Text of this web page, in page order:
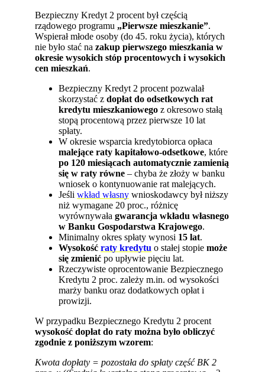
Bezpieczny Kredyt 2 procent był częścią
rządowego programu „Pierwsze mieszkanie”.
Wspierał młode osoby (do 45. roku życia), których
nie było stać nazakup pierwszego mieszkania w
okresie wysokich stóp procentowych i wysokich
cen mieszkań.
Bezpieczny Kredyt 2 procent pozwalał
skorzystać zdopłat do odsetkowych rat
kredytu mieszkaniowego z okresowo stałą
stopą procentową przez pierwsze 10 lat
spłaty.
W okresie wsparcia kredytobiorca opłaca
malejące raty kapitałowo-odsetkowe, które
po 120 miesiącach automatycznie zamienią
się w raty równe – chyba że złoży w banku
wniosek o kontynuowanie rat malejących.
Jeśliwkład własny wnioskodawcy był niższy
niż wymagane 20 proc., różnicę
wyrównywałagwarancja wkładu własnego
w Banku Gospodarstwa Krajowego.
Minimalny okres spłaty wynosi 15 lat.
Wysokośćraty kredytu o stałej stopiemoże
się zmienić po upływie pięciu lat.
Rzeczywiste oprocentowanie Bezpiecznego
Kredytu 2 proc. zależy m.in. od wysokości
marży banku oraz dodatkowych opłat i
prowizji.
W przypadku Bezpiecznego Kredytu 2 procent
wysokość dopłat do raty można było obliczyć
zgodnie z poniższym wzorem:
Kwota dopłaty = pozostała do spłaty część BK 2